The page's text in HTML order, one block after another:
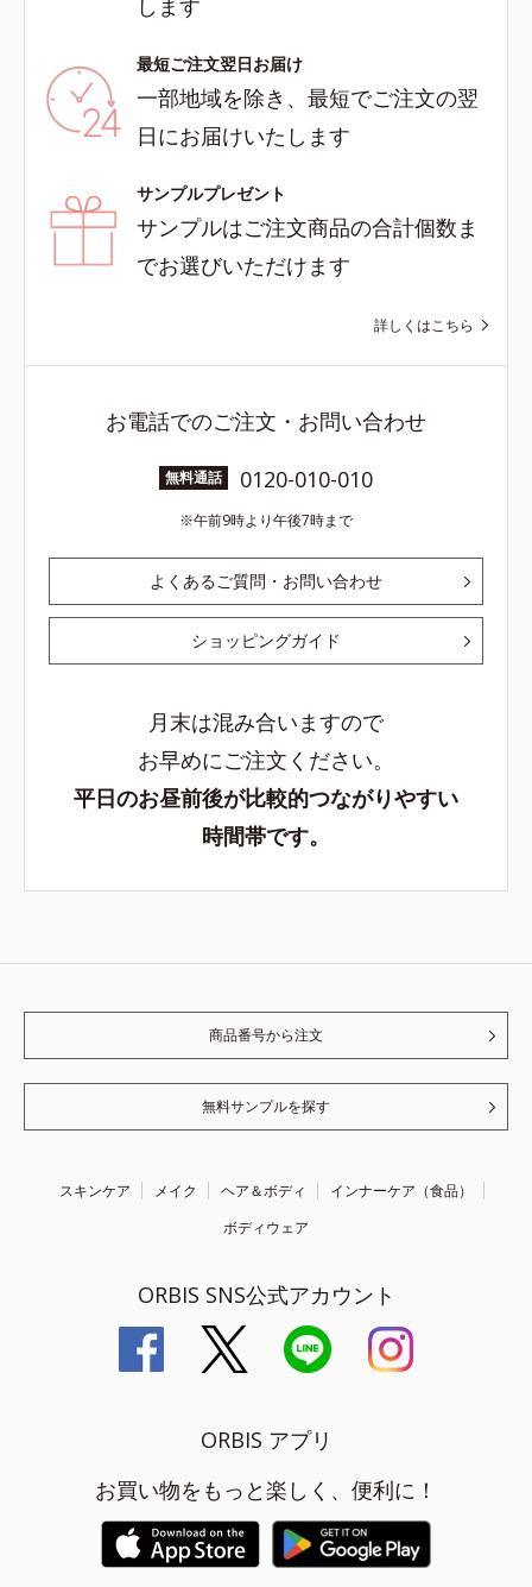
します
最短ご注文翌日お届け
一部地域を除き、最短でご注文の翌
日にお届けいたします
サンプルプレゼント
サンプルはご注文商品の合計個数ま
でお選びいただけます
詳しくはこちら
お電話でのご注文・お問い合わせ
無料通話 0120-010-010
午前9時より午後7時まで
よくあるご質問・お問い合わせ
ショッピングガイド
月末は混み合いますので
お早めにご注文ください。
平日のお昼前後が比較的つながりやすい
時間帯です。
商品番号から注文
無料サンプルを探す
スキンケア メイク ヘア＆ボディ
インナーケア（食品）
ボディウェア
ORBIS SNS公式アカウント
ORBIS アプリ
お買い物をもっと楽しく、便利に！